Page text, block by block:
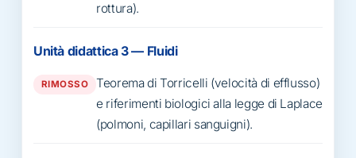
rottura).
Unità didattica 3 — Fluidi
RIMOSSO
Teorema di Torricelli (velocità di efflusso)
e riferimenti biologici alla legge di Laplace
(polmoni, capillari sanguigni).